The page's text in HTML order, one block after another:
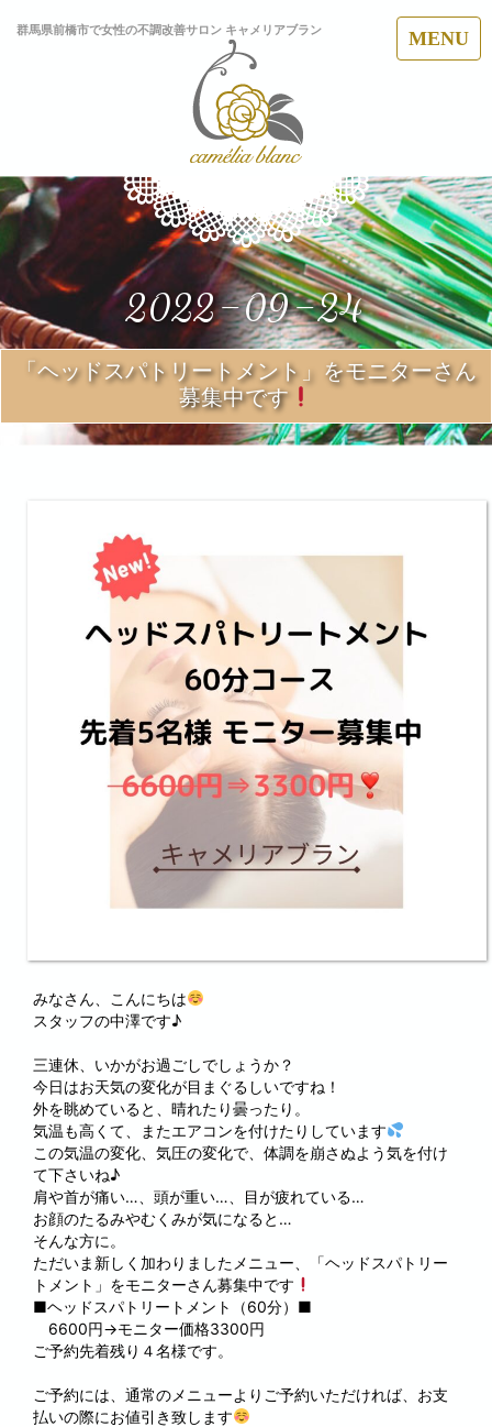
群馬県前橋市で女性の不調改善サロン キャメリアブラン MENU
2022-09-24
「ヘッドスパトリートメント」をモニターさん
募集中です
みなさん、こんにちは
スタッフの中澤です♪
三連休、いかがお過ごしでしょうか？
今日はお天気の変化が目まぐるしいですね！
外を眺めていると、晴れたり曇ったり。
気温も高くて、またエアコンを付けたりしています
この気温の変化、気圧の変化で、体調を崩さぬよう気を付け
て下さいね♪
肩や首が痛い…、頭が重い…、目が疲れている…
お顔のたるみやむくみが気になると…
そんな方に。
ただいま新しく加わりましたメニュー、「ヘッドスパトリー
トメント」をモニターさん募集中です
■ヘッドスパトリートメント（60分）■
6600円→モニター価格3300円
ご予約先着残り４名様です。
ご予約には、通常のメニューよりご予約いただければ、お支
払いの際にお値引き致します